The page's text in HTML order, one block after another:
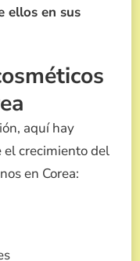
ellos en sus
aquí hay
el crecimiento del
en Corea: